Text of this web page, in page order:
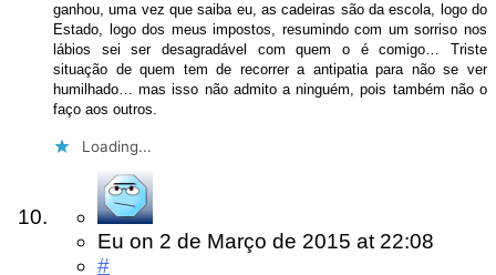
ganhou, uma vez que saiba eu, as cadeiras são da escola, logo do
Estado, logo dos meus impostos, resumindo com um sorriso nos
lábios sei ser desagradável com quem o é comigo… Triste
situação de quem tem de recorrer a antipatia para não se ver
humilhado… mas isso não admito a ninguém, pois também não o
faço aos outros.
Loading...
Eu on 2 de Março de 2015 at 22:08
#